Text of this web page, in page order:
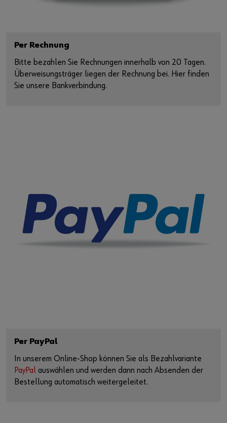
Per Rechnung
Bitte bezahlen Sie Rechnungen innerhalb von 20 Tagen.
Überweisungsträger liegen der Rechnung bei. Hier finden
Sie unsere Bankverbindung.
Per PayPal
In unserem Online-Shop können Sie als Bezahlvariante
PayPal auswählen und werden dann nach Absenden der
Bestellung automatisch weitergeleitet.